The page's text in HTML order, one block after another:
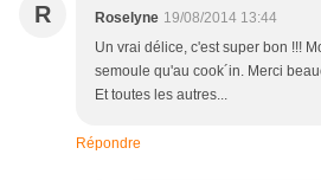
R Roselyne 19/08/2014 13:44
Un vrai délice, c'est super bon !!!
semoule qu'au cook´in. Merci
Et toutes les autres...
Répondre